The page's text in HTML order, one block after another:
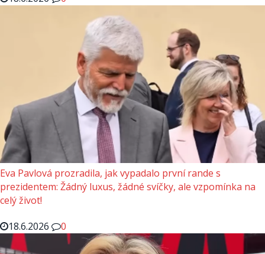
Eva Pavlová prozradila, jak vypadalo první rande s
prezidentem: Žádný luxus, žádné svíčky, ale vzpomínka na
celý život!
18.6.2026
0